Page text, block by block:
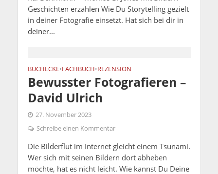
Geschichten erzählen Wie Du Storytelling gezielt
in deiner Fotografie einsetzt. Hat sich bei dir in
deiner...
BUCHECKE•FACHBUCH•REZENSION
Bewusster Fotografieren –
David Ulrich
27. November 2023
Schreibe einen Kommentar
Die Bilderflut im Internet gleicht einem Tsunami.
Wer sich mit seinen Bildern dort abheben
möchte, hat es nicht leicht. Wie kannst Du Deine